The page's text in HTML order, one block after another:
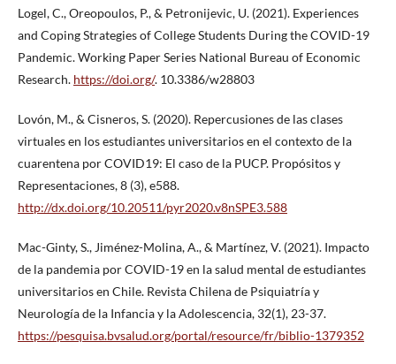
Logel, C., Oreopoulos, P., & Petronijevic, U. (2021). Experiences
and Coping Strategies of College Students During the COVID-19
Pandemic. Working Paper Series National Bureau of Economic
Research. https://doi.org/. 10.3386/w28803
Lovón, M., & Cisneros, S. (2020). Repercusiones de las clases
virtuales en los estudiantes universitarios en el contexto de la
cuarentena por COVID19: El caso de la PUCP. Propósitos y
Representaciones, 8 (3), e588.
http://dx.doi.org/10.20511/pyr2020.v8nSPE3.588
Mac-Ginty, S., Jiménez-Molina, A., & Martínez, V. (2021). Impacto
de la pandemia por COVID-19 en la salud mental de estudiantes
universitarios en Chile. Revista Chilena de Psiquiatría y
Neurología de la Infancia y la Adolescencia, 32(1), 23-37.
https://pesquisa.bvsalud.org/portal/resource/fr/biblio-1379352